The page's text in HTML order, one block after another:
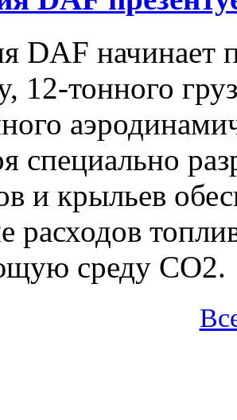
DAF начинает
12-тонного
специально
и крыльев
расходов
среду CO2.